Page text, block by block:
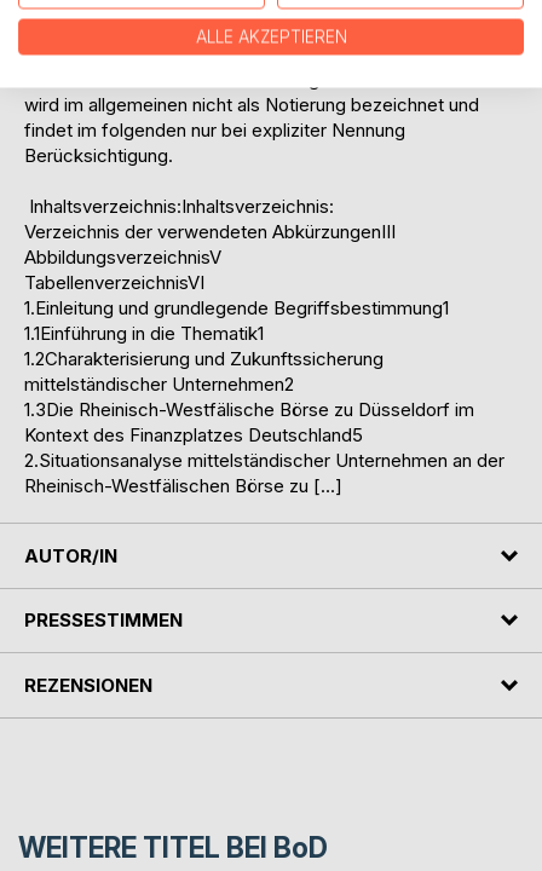
Weiterhin werden lediglich Neuemissionen im Segment des
Amtlichen Handels bzw. des Geregelten Marktes
wird im allgemeinen nicht als Notierung bezeichnet und
findet im folgenden nur bei expliziter Nennung
Berücksichtigung.
Inhaltsverzeichnis:Inhaltsverzeichnis:
Verzeichnis der verwendeten AbkürzungenIII
AbbildungsverzeichnisV
TabellenverzeichnisVI
1.Einleitung und grundlegende Begriffsbestimmung1
1.1Einführung in die Thematik1
1.2Charakterisierung und Zukunftssicherung
mittelständischer Unternehmen2
1.3Die Rheinisch-Westfälische Börse zu Düsseldorf im
Kontext des Finanzplatzes Deutschland5
2.Situationsanalyse mittelständischer Unternehmen an der
Rheinisch-Westfälischen Börse zu […]
AUTOR/IN
PRESSESTIMMEN
REZENSIONEN
WEITERE TITEL BEI BoD
ALLE AKZEPTIEREN